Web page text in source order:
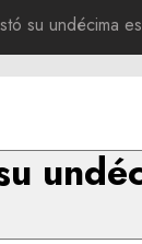
su undécima